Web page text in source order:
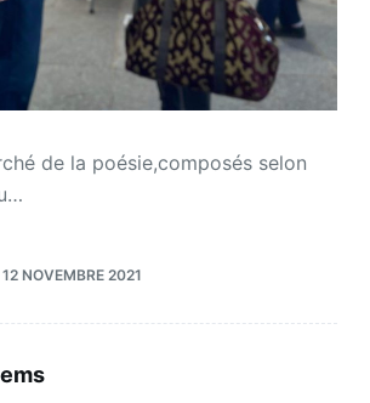
de la poésie,composés selon
12 NOVEMBRE 2021